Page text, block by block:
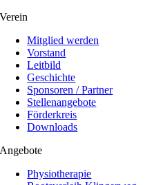
Verein
Mitglied werden
Vorstand
Leitbild
Geschichte
Sponsoren / Partner
Stellenangebote
Förderkreis
Downloads
Angebote
Physiotherapie